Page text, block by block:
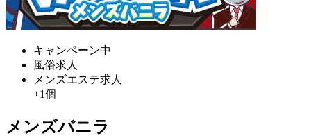
キャンペーン中
風俗求人
メンズエステ求人
+1個
メンズバニラ